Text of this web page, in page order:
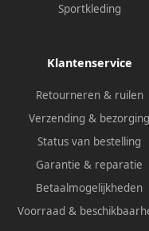
Sportkleding
Klantenservice
Retourneren & ruilen
Verzending & bezorging
Status van bestelling
Garantie & reparatie
Betaalmogelijkheden
Voorraad &